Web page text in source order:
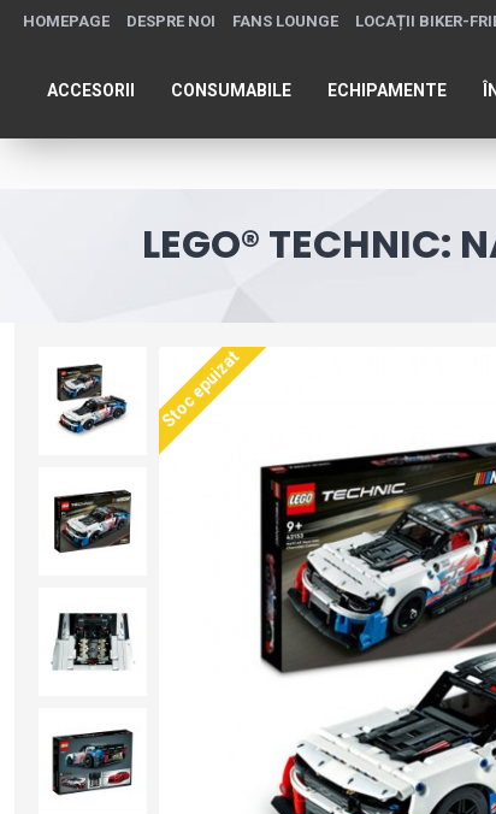
HOMEPAGE DESPRE NOI FANS LOUNGE LOCAȚII BIKER-
ACCESORII CONSUMABILE ECHIPAMENTE
LEGO® TECHNIC:
Stoc epuizat